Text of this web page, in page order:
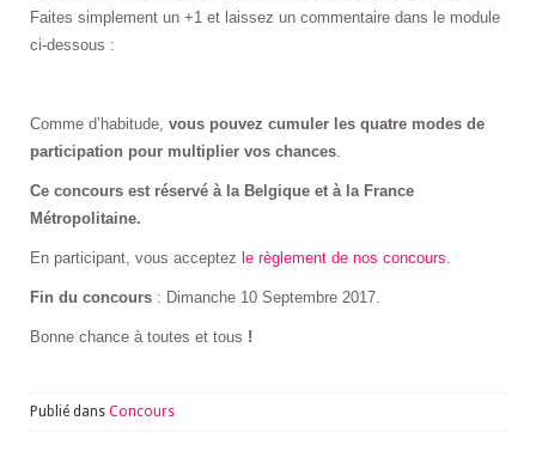
Faites simplement un +1 et laissez un commentaire dans le module
ci-dessous :
Comme d’habitude, vous pouvez cumuler les quatre modes de
participation pour multiplier vos chances
Ce concours est réservé à la Belgique et à la France
Métropolitaine.
En participant, vous acceptez le règlement de nos concours
Fin du concours : Dimanche 10 Septembre 2017.
Bonne chance à toutes et tous !
Publié dans Concours